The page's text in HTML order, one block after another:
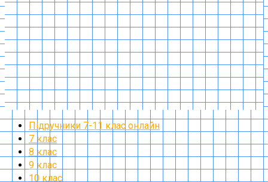
Підручники 7-11 клас онлайн
7 клас
8 клас
9 клас
10 клас